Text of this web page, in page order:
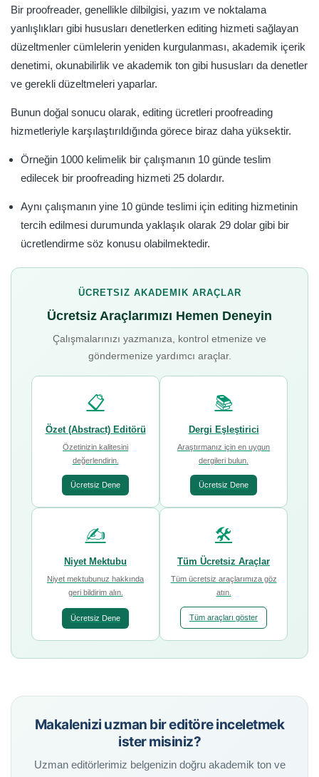
Bir proofreader, genellikle dilbilgisi, yazım ve noktalama
yanlışlıkları gibi hususları denetlerken editing hizmeti sağlayan
düzeltmenler cümlelerin yeniden kurgulanması, akademik içerik
denetimi, okunabilirlik ve akademik ton gibi hususları da denetler
ve gerekli düzeltmeleri yaparlar.
Bunun doğal sonucu olarak, editing ücretleri proofreading
hizmetleriyle karşılaştırıldığında görece biraz daha yüksektir.
Örneğin 1000 kelimelik bir çalışmanın 10 günde teslim
edilecek bir proofreading hizmeti 25 dolardır.
Aynı çalışmanın yine 10 günde teslimi için editing hizmetinin
tercih edilmesi durumunda yaklaşık olarak 29 dolar gibi bir
ücretlendirme söz konusu olabilmektedir.
ÜCRETSIZ AKADEMIK ARAÇLAR
Ücretsiz Araçlarımızı Hemen Deneyin
Çalışmalarınızı yazmanıza, kontrol etmenize ve
göndermenize yardımcı araçlar.
📋
Özet (Abstract) Editörü
Özetinizin kalitesini
değerlendirin.
Ücretsiz Dene
📚
Dergi Eşleştirici
Araştırmanız için en uygun
dergileri bulun.
Ücretsiz Dene
✍️
Niyet Mektubu
Niyet mektubunuz hakkında
geri bildirim alın.
Ücretsiz Dene
🛠️
Tüm Ücretsiz Araçlar
Tüm ücretsiz araçlarımıza göz
atın.
Tüm araçları göster
Makalenizi uzman bir editöre inceletmek
ister misiniz?
Uzman editörlerimiz belgenizin doğru akademik ton ve